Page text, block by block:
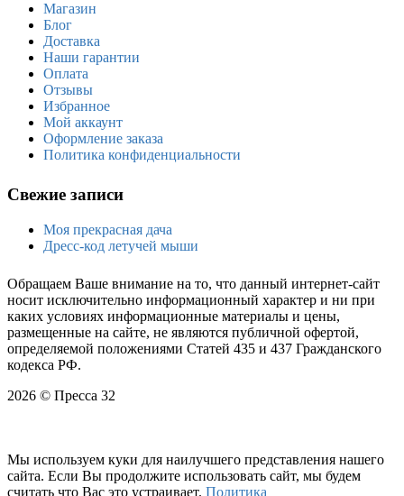
Магазин
Блог
Доставка
Наши гарантии
Оплата
Отзывы
Избранное
Мой аккаунт
Оформление заказа
Политика конфиденциальности
Свежие записи
Моя прекрасная дача
Дресс-код летучей мыши
Обращаем Ваше внимание на то, что данный интернет-сайт
носит исключительно информационный характер и ни при
каких условиях информационные материалы и цены,
размещенные на сайте, не являются публичной офертой,
определяемой положениями Статей 435 и 437 Гражданского
кодекса РФ.
2026 © Пресса 32
Мы используем куки для наилучшего представления нашего
сайта. Если Вы продолжите использовать сайт, мы будем
считать что Вас это устраивает. Политика